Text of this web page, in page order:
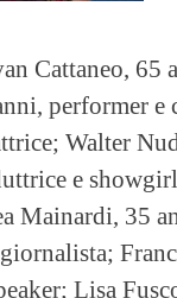
Cattaneo,
performer e
Walter
e
Mainardi, 35
Lisa